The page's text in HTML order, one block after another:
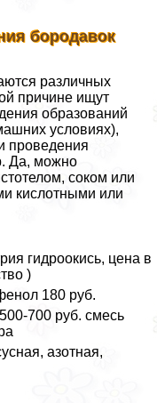
бородавок
различных
причине ищут
образований
условиях),
проведения
Да, можно
соком или
кислотными или
гидроокись, цена в
)
180 руб.
700 руб. смесь
азотная,